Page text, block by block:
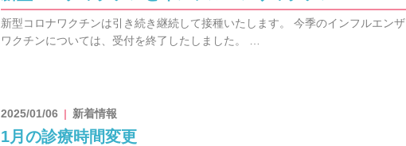
新型コロナワクチンは引き続き継続して接種いたします。 今季のインフルエンザ
ワクチンについては、受付を終了したしました。 …
2025/01/06 新着情報
1月の診療時間変更